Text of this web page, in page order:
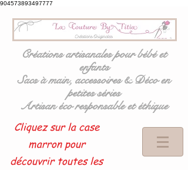
904573893497777
Créations artisanales pour bébé et
enfants
Sacs à main, accessoires & Déco en
petites séries
Artisan éco responsable et éthique
Cliquez sur la case
marron pour
découvrir toutes les